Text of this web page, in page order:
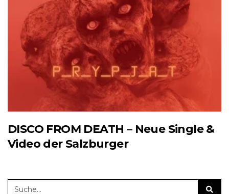
DISCO FROM DEATH – Neue Single &
Video der Salzburger